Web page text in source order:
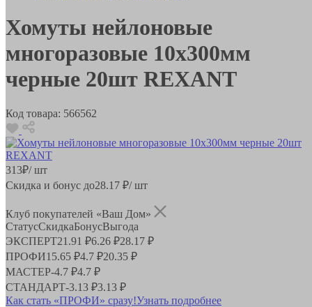
Хомуты нейлоновые
многоразовые 10х300мм
черные 20шт REXANT
Код товара: 566562
313₽/ шт
Скидка и бонус до28.17 ₽/ шт
Клуб покупателей «Ваш Дом»
СтатусСкидкаБонусВыгода
ЭКСПЕРТ21.91 ₽6.26 ₽28.17 ₽
ПРОФИ15.65 ₽4.7 ₽20.35 ₽
МАСТЕР-4.7 ₽4.7 ₽
СТАНДАРТ-3.13 ₽3.13 ₽
Как стать «ПРОФИ» сразу!Узнать подробнее